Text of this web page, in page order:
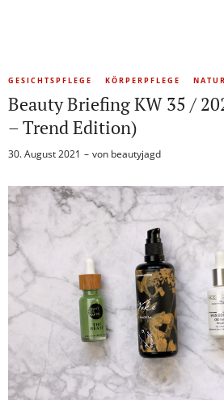
GESICHTSPFLEGE KÖRPERPFLEGE
Beauty Briefing KW 35 /
– Trend Edition)
30. August 2021 von beautyjagd